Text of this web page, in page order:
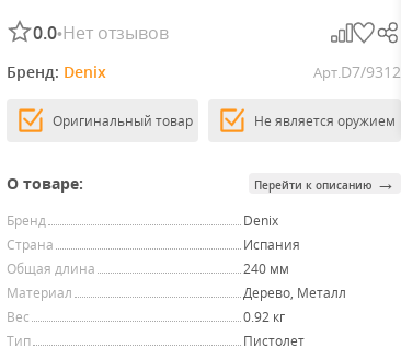
0.0•Нет отзывов
Бренд: Denix Арт.D7/9312
Оригинальный товар Не является оружием
О товаре: Перейти к описанию →
Бренд
Denix
Страна
Испания
Общая длина
240 мм
Материал
Дерево, Металл
Вес
0.92 кг
Тип
Пистолет